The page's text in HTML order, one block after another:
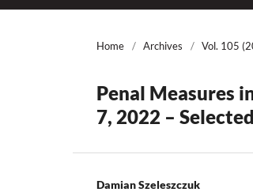
Home / Archives / Vol. 105
Penal Measures
7, 2022 –
Damian Szeleszczuk